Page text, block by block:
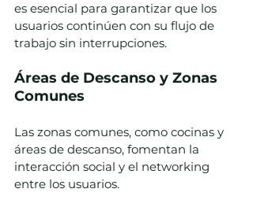
es esencial para garantizar que los
usuarios continúen con su flujo de
trabajo sin interrupciones.
Áreas de Descanso y Zonas
Comunes
Las zonas comunes, como cocinas y
áreas de descanso, fomentan la
interacción social y el networking
entre los usuarios.